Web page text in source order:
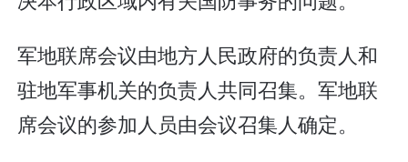
军地联席会议由地方人民政府的负责人和
驻地军事机关的负责人共同召集。军地联
席会议的参加人员由会议召集人确定。